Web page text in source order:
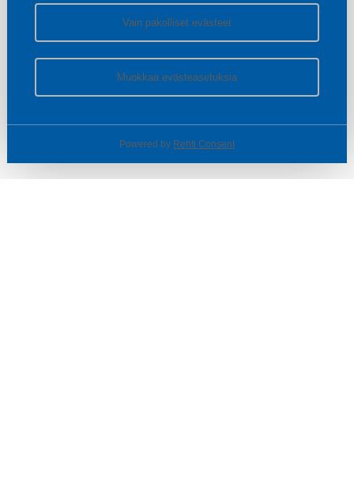
Vain pakolliset evästeet
Muokkaa evästeasetuksia
Powered by Rehti Consent